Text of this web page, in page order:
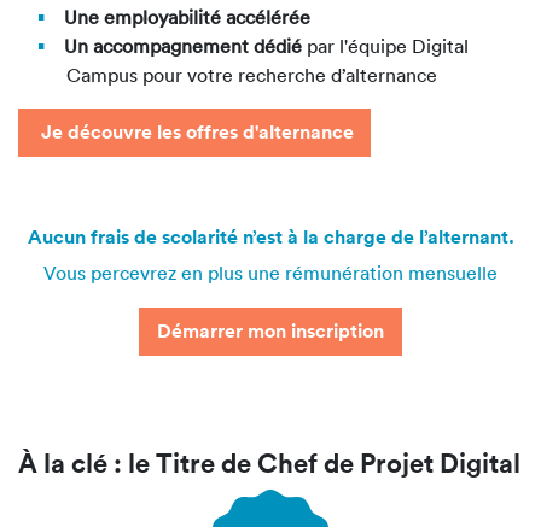
Une employabilité accélérée
Un accompagnement dédié par l'équipe Digital
Campus pour votre recherche d’alternance
Je découvre les offres d'alternance
Aucun frais de scolarité n’est à la charge de l’alternant.
Vous percevrez en plus une rémunération mensuelle
Démarrer mon inscription
À la clé : le Titre de Chef de Projet Digital